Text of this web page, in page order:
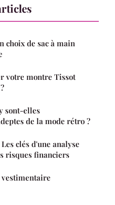
choix de sac à main
votre montre Tissot
sont-elles
de la mode rétro ?
clés d'une analyse
risques financiers